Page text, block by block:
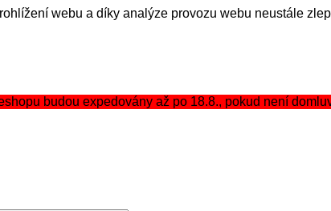
webu a díky analýze provozu webu neustále
budou expedovány až po 18.8., pokud není